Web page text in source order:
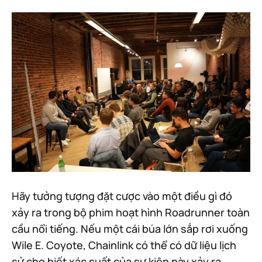
Hãy tưởng tượng đặt cược vào một điều gì đó
xảy ra trong bộ phim hoạt hình Roadrunner toàn
cầu nổi tiếng. Nếu một cái búa lớn sắp rơi xuống
Wile E. Coyote, Chainlink có thể có dữ liệu lịch